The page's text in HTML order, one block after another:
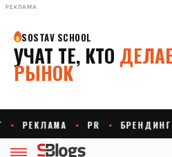
РЕКЛАМА